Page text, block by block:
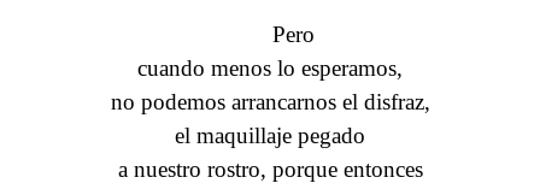
Pero
cuando menos lo esperamos,
no podemos arrancarnos el disfraz,
el maquillaje pegado
a nuestro rostro, porque entonces